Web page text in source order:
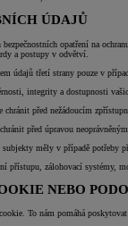
ÚDAJŮ
bezpečnostních opatření na
a postupy v odvětví.
údajů třetí strany pouze v
integrity a dostupnosti
chránit před nežádoucím
před úpravou
subjekty měly v případě potřeby
přístupu, zálohovací
NEBO
To nám pomáhá